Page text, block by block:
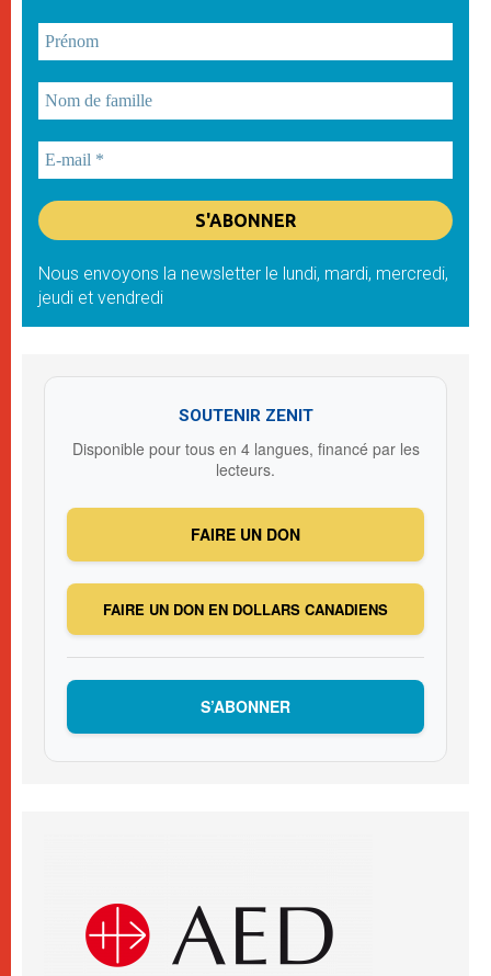
Nous envoyons la newsletter le lundi, mardi, mercredi,
jeudi et vendredi
SOUTENIR ZENIT
Disponible pour tous en 4 langues, financé par les
lecteurs.
FAIRE UN DON
FAIRE UN DON EN DOLLARS CANADIENS
S’ABONNER